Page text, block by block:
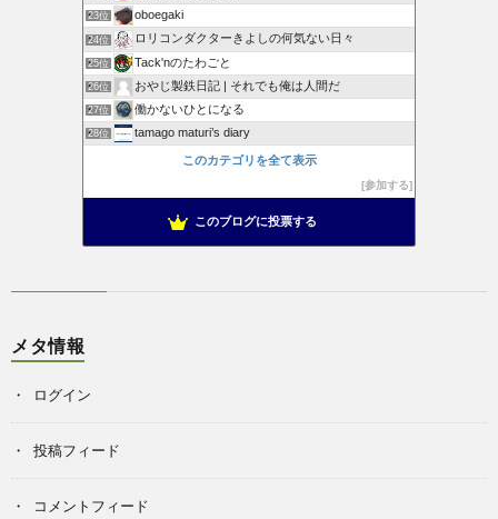
23位 oboegaki
24位 ロリコンダクターきよしの何気ない日々
25位 Tack'nのたわごと
26位 おやじ製鉄日記 | それでも俺は人間だ
27位 働かないひとになる
28位 tamago maturi’s diary
このカテゴリを全て表示
参加する
このブログに投票する
メタ情報
ログイン
投稿フィード
コメントフィード